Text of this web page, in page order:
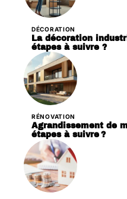
DÉCORATION
La décoration
étapes à suivre ?
RÉNOVATION
Agrandissement de
étapes à suivre ?